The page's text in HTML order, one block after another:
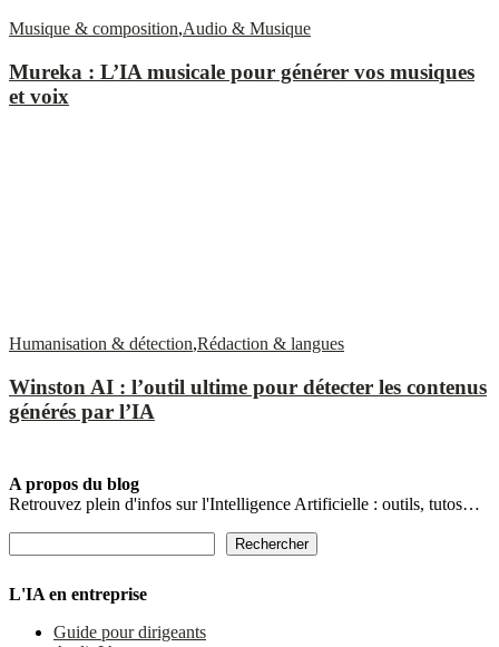
Musique & composition,Audio & Musique
Mureka : L’IA musicale pour générer vos musiques
et voix
Humanisation & détection,Rédaction & langues
Winston AI : l’outil ultime pour détecter les contenus
générés par l’IA
A propos du blog
Retrouvez plein d'infos sur l'Intelligence Artificielle : outils, tutos…
Rechercher
L'IA en entreprise
Guide pour dirigeants